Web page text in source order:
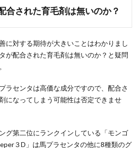
合された育毛剤は無いのか？
に対する期待が大きいことはわかりまし
が配合された育毛剤は無いのか？と疑問
ラセンタは高価な成分ですので、配合さ
になってしまう可能性は否定できませ
グ第二位にランクインしている「モンゴ
３D」は馬プラセンタの他に8種類のグ